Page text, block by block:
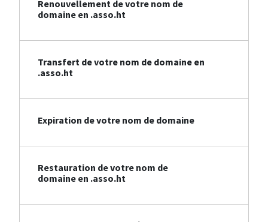
Renouvellement de votre nom de
domaine en .asso.ht
Transfert de votre nom de domaine en
.asso.ht
Expiration de votre nom de domaine
Restauration de votre nom de
domaine en .asso.ht